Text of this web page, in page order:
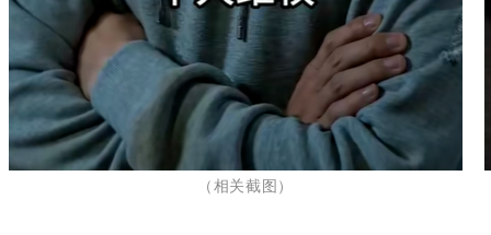
（相关截图）